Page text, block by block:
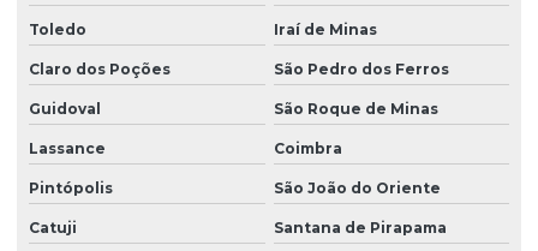
Toledo Iraí de Minas
Claro dos Poções São Pedro dos Ferros
Guidoval São Roque de Minas
Lassance Coimbra
Pintópolis São João do Oriente
Catuji Santana de Pirapama